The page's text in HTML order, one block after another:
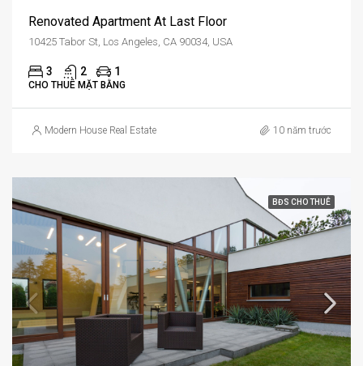
Renovated Apartment At Last Floor
10425 Tabor St, Los Angeles, CA 90034, USA
3 2 1
CHO THUÊ MẶT BẰNG
Modern House Real Estate 10 năm trước
BĐS CHO THUÊ